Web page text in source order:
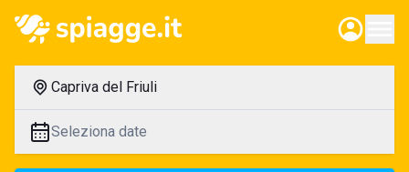
Capriva del Friuli
Seleziona date